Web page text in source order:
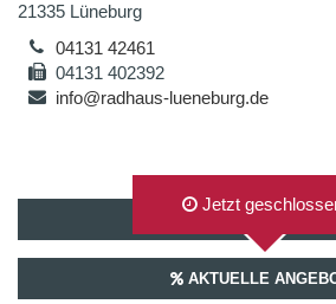
21335 Lüneburg
04131 42461
04131 402392
info@radhaus-lueneburg.de
AUF GOOGLEMAPS
Jetzt
AKTUELLE